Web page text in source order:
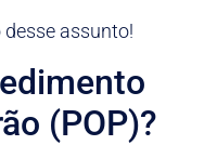
assunto!
(POP)?